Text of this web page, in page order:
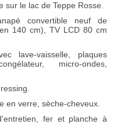
sur le lac de Teppe Rosse.
convertible neuf de
140 cm), TV LCD 80 cm
lave-vaisselle, plaques
micro-ondes,
en verre, sèche-cheveux.
fer et planche à